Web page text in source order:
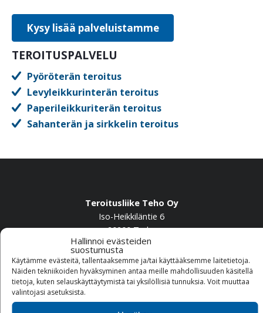
Hallinnoi evästeiden
suostumusta
Käytämme evästeitä, tallentaaksemme ja/tai käyttääksemme laitetietoja.
Näiden tekniikoiden hyväksyminen antaa meille mahdollisuuden käsitellä
tietoja, kuten selauskäyttäytymistä tai yksilöllisiä tunnuksia. Voit muuttaa
valintojasi asetuksista.
Kysy lisää palveluistamme
TEROITUSPALVELU
Pyöröterän teroitus
Levyleikkurinterän teroitus
Paperileikkuriterän teroitus
Sahanterän ja sirkkelin teroitus
Teroitusliike Teho Oy
Iso-Heikkiläntie 6
20200 Turku
Ota yhteyttä
02 230 3306
myynti@teroitusliike.com